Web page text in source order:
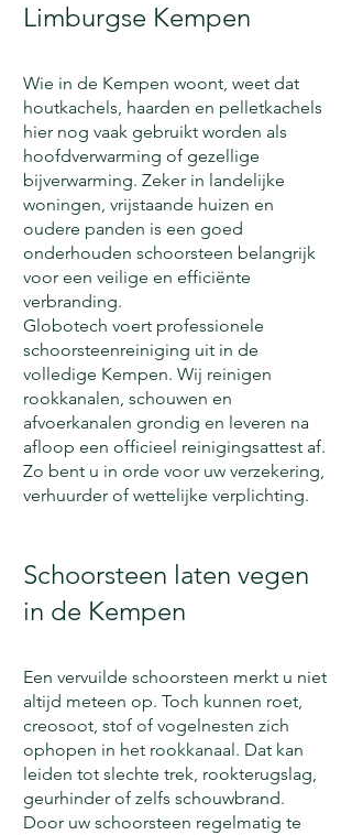
Limburgse Kempen
Wie in de Kempen woont, weet dat
houtkachels, haarden en pelletkachels
hier nog vaak gebruikt worden als
hoofdverwarming of gezellige
bijverwarming. Zeker in landelijke
woningen, vrijstaande huizen en
oudere panden is een goed
onderhouden schoorsteen belangrijk
voor een veilige en efficiënte
verbranding.
Globotech voert professionele
schoorsteenreiniging uit in de
volledige Kempen. Wij reinigen
rookkanalen, schouwen en
afvoerkanalen grondig en leveren na
afloop een officieel reinigingsattest af.
Zo bent u in orde voor uw verzekering,
verhuurder of wettelijke verplichting.
Schoorsteen laten vegen
in de Kempen
Een vervuilde schoorsteen merkt u niet
altijd meteen op. Toch kunnen roet,
creosoot, stof of vogelnesten zich
ophopen in het rookkanaal. Dat kan
leiden tot slechte trek, rookterugslag,
geurhinder of zelfs schouwbrand.
Door uw schoorsteen regelmatig te